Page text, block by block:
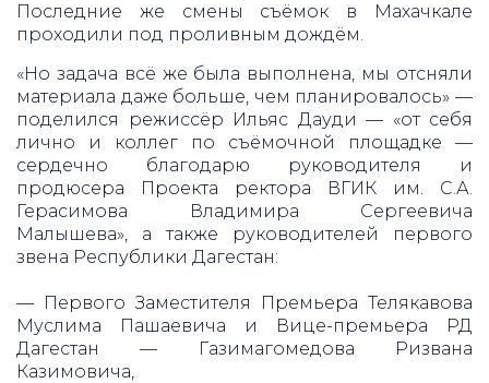
Последние же смены съёмок в Махачкале
проходили под проливным дождём.
«Но задача всё же была выполнена, мы отсняли
материала даже больше, чем планировалось» —
поделился режиссёр Ильяс Дауди — «от себя
лично и коллег по съёмочной площадке —
сердечно благодарю руководителя и
продюсера Проекта ректора ВГИК им. С.А.
Герасимова Владимира Сергеевича
Малышева», а также руководителей первого
звена Республики Дагестан:
— Первого Заместителя Премьера Телякавова
Муслима Пашаевича и Вице-премьера РД
Дагестан — Газимагомедова Ризвана
Казимовича,